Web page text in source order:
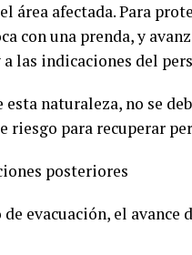
área afectada. Para
con una prenda, y
las indicaciones del
naturaleza, no se
riesgo para recuperar
posteriores
evacuación, el avance